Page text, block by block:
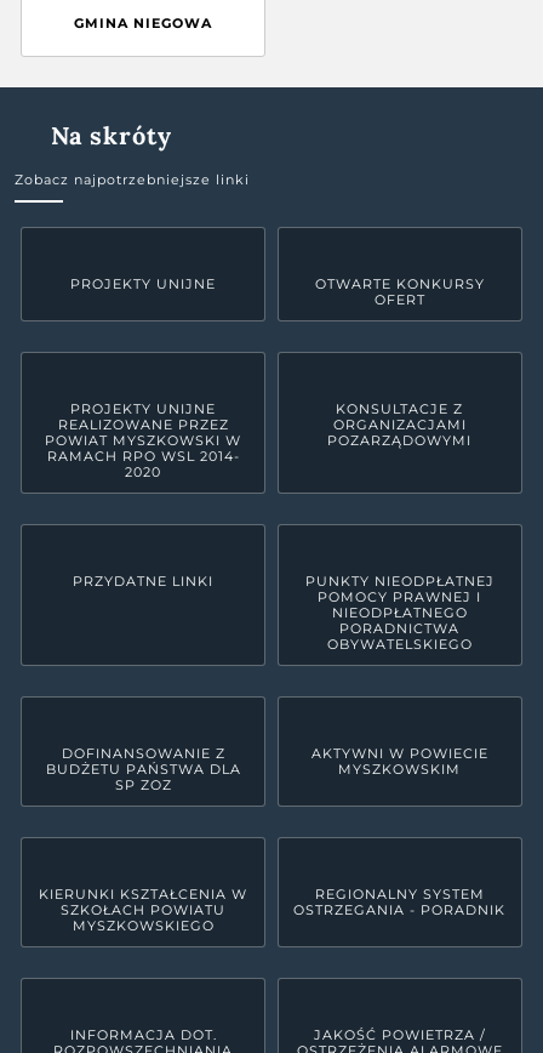
GMINA NIEGOWA
Na skróty
Zobacz najpotrzebniejsze linki
PROJEKTY UNIJNE
OTWARTE KONKURSY
OFERT
PROJEKTY UNIJNE
REALIZOWANE PRZEZ
POWIAT MYSZKOWSKI W
RAMACH RPO WSL 2014-
2020
KONSULTACJE Z
ORGANIZACJAMI
POZARZĄDOWYMI
PRZYDATNE LINKI
PUNKTY NIEODPŁATNEJ
POMOCY PRAWNEJ I
NIEODPŁATNEGO
PORADNICTWA
OBYWATELSKIEGO
DOFINANSOWANIE Z
BUDŻETU PAŃSTWA DLA
SP ZOZ
AKTYWNI W POWIECIE
MYSZKOWSKIM
KIERUNKI KSZTAŁCENIA W
SZKOŁACH POWIATU
MYSZKOWSKIEGO
REGIONALNY SYSTEM
OSTRZEGANIA - PORADNIK
INFORMACJA DOT.
JAKOŚĆ POWIETRZA /